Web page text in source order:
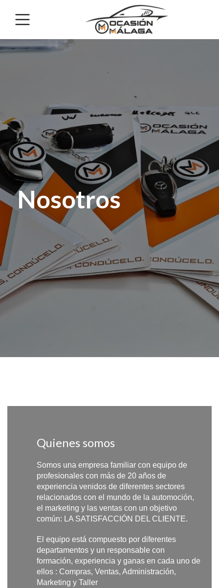
Nosotros
Quienes somos
Somos una empresa familiar con equipo de
profesionales con más de 20 años de
experiencia venidos de diferentes sectores
relacionados con el mundo de la automoción,
el marketing y las ventas con un objetivo
común: LA SATISFACCIÓN DEL CLIENTE.
El equipo está compuesto por diferentes
departamentos y un responsable con
formación, experiencia y ganas en cada uno de
ellos : Compras, Ventas, Administración,
Marketing y Taller